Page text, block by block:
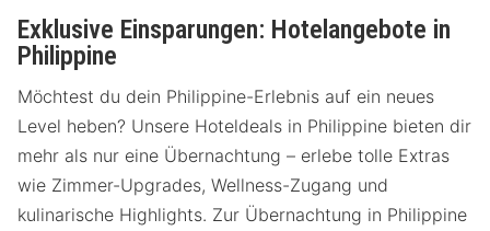
Exklusive Einsparungen: Hotelangebote in
Philippine
Möchtest du dein Philippine-Erlebnis auf ein neues
Level heben? Unsere Hoteldeals in Philippine bieten dir
mehr als nur eine Übernachtung – erlebe tolle Extras
wie Zimmer-Upgrades, Wellness-Zugang und
kulinarische Highlights. Zur Übernachtung in Philippine